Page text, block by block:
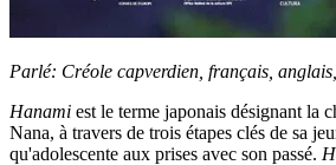
Parlé: Créole capverdien, français,
Hanami est le terme japonais désignant la
Nana, à travers de trois étapes clés de sa
qu'adolescente aux prises avec son passé.